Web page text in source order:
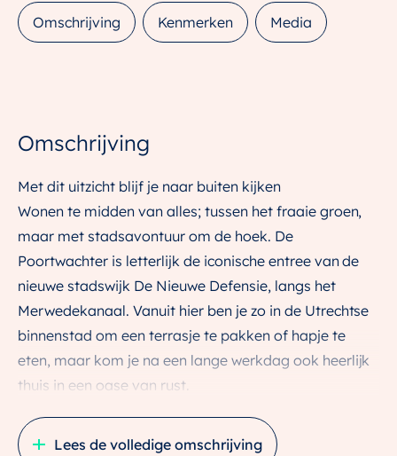
Omschrijving Kenmerken Media
Omschrijving
Met dit uitzicht blijf je naar buiten kijken
Wonen te midden van alles; tussen het fraaie groen,
maar met stadsavontuur om de hoek. De
Poortwachter is letterlijk de iconische entree van de
nieuwe stadswijk De Nieuwe Defensie, langs het
Merwedekanaal. Vanuit hier ben je zo in de Utrechtse
binnenstad om een terrasje te pakken of hapje te
eten, maar kom je na een lange werkdag ook heerlijk
thuis in een oase van rust.
Deze compacte 2-kamerappartementen van circa 53
m2 in De Poortwachter hebben een zonnig balkon met
Lees de volledige omschrijving